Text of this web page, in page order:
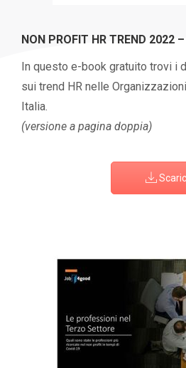
NON PROFIT HR TREND 2022
In questo e-book gratuito trovi i
sui trend HR nelle
Italia.
(versione a pagina doppia)